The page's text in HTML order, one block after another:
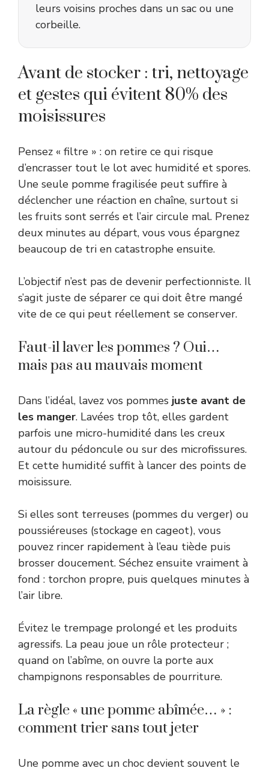
leurs voisins proches dans un sac ou une
corbeille.
Avant de stocker : tri, nettoyage
et gestes qui évitent 80% des
moisissures
Pensez « filtre » : on retire ce qui risque
d’encrasser tout le lot avec humidité et spores.
Une seule pomme fragilisée peut suffire à
déclencher une réaction en chaîne, surtout si
les fruits sont serrés et l’air circule mal. Prenez
deux minutes au départ, vous vous épargnez
beaucoup de tri en catastrophe ensuite.
L’objectif n’est pas de devenir perfectionniste. Il
s’agit juste de séparer ce qui doit être mangé
vite de ce qui peut réellement se conserver.
Faut-il laver les pommes ? Oui…
mais pas au mauvais moment
Dans l’idéal, lavez vos pommes juste avant de
les manger. Lavées trop tôt, elles gardent
parfois une micro-humidité dans les creux
autour du pédoncule ou sur des microfissures.
Et cette humidité suffit à lancer des points de
moisissure.
Si elles sont terreuses (pommes du verger) ou
poussiéreuses (stockage en cageot), vous
pouvez rincer rapidement à l’eau tiède puis
brosser doucement. Séchez ensuite vraiment à
fond : torchon propre, puis quelques minutes à
l’air libre.
Évitez le trempage prolongé et les produits
agressifs. La peau joue un rôle protecteur ;
quand on l’abîme, on ouvre la porte aux
champignons responsables de pourriture.
La règle « une pomme abîmée… » :
comment trier sans tout jeter
Une pomme avec un choc devient souvent le